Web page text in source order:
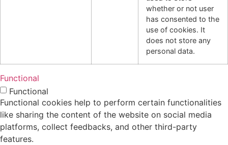
whether or not user
has consented to the
use of cookies. It
does not store any
personal data.
Functional
Functional
Functional cookies help to perform certain functionalities
like sharing the content of the website on social media
platforms, collect feedbacks, and other third-party
features.